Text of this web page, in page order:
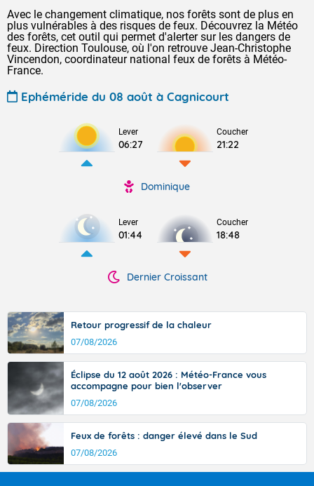
Avec le changement climatique, nos forêts sont de plus en
plus vulnérables à des risques de feux. Découvrez la Météo
des forêts, cet outil qui permet d'alerter sur les dangers de
feux. Direction Toulouse, où l'on retrouve Jean-Christophe
Vincendon, coordinateur national feux de forêts à Météo-
France.
Ephéméride du 08 août à Cagnicourt
Lever
06:27
Coucher
21:22
Dominique
Lever
01:44
Coucher
18:48
Dernier Croissant
Retour progressif de la chaleur
07/08/2026
Éclipse du 12 août 2026 : Météo-France vous
accompagne pour bien l'observer
07/08/2026
Feux de forêts : danger élevé dans le Sud
07/08/2026